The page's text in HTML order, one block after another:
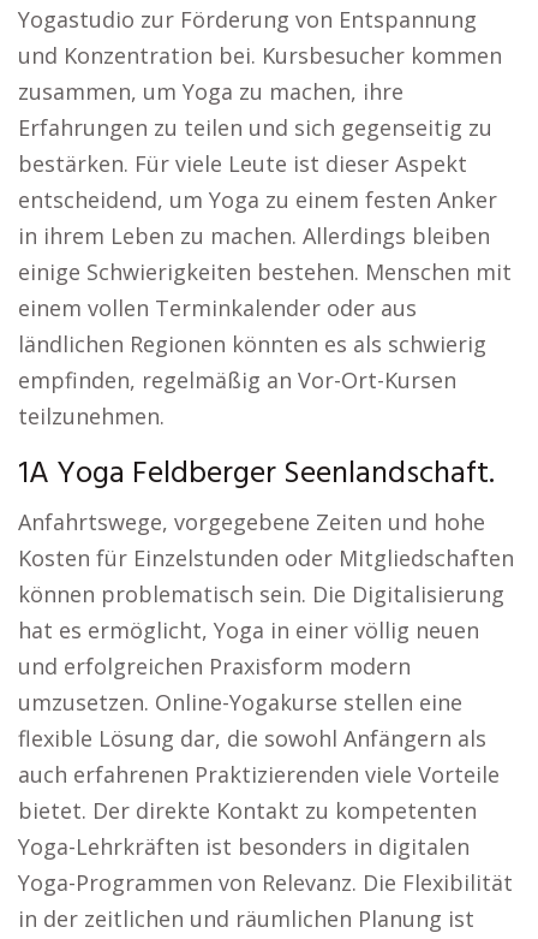
Yogastudio zur Förderung von Entspannung
und Konzentration bei. Kursbesucher kommen
zusammen, um Yoga zu machen, ihre
Erfahrungen zu teilen und sich gegenseitig zu
bestärken. Für viele Leute ist dieser Aspekt
entscheidend, um Yoga zu einem festen Anker
in ihrem Leben zu machen. Allerdings bleiben
einige Schwierigkeiten bestehen. Menschen mit
einem vollen Terminkalender oder aus
ländlichen Regionen könnten es als schwierig
empfinden, regelmäßig an Vor-Ort-Kursen
teilzunehmen.
1A Yoga Feldberger Seenlandschaft.
Anfahrtswege, vorgegebene Zeiten und hohe
Kosten für Einzelstunden oder Mitgliedschaften
können problematisch sein. Die Digitalisierung
hat es ermöglicht, Yoga in einer völlig neuen
und erfolgreichen Praxisform modern
umzusetzen. Online-Yogakurse stellen eine
flexible Lösung dar, die sowohl Anfängern als
auch erfahrenen Praktizierenden viele Vorteile
bietet. Der direkte Kontakt zu kompetenten
Yoga-Lehrkräften ist besonders in digitalen
Yoga-Programmen von Relevanz. Die Flexibilität
in der zeitlichen und räumlichen Planung ist